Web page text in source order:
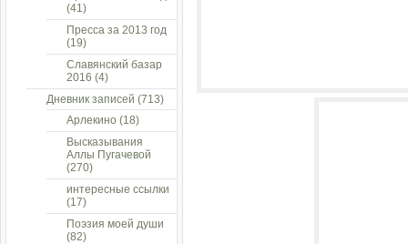
(41)
Пресса за 2013 год
(19)
Славянский базар
2016 (4)
Дневник записей (713)
Арлекино (18)
Высказывания
Аллы Пугачевой
(270)
интересные ссылки
(17)
Поэзия моей души
(82)